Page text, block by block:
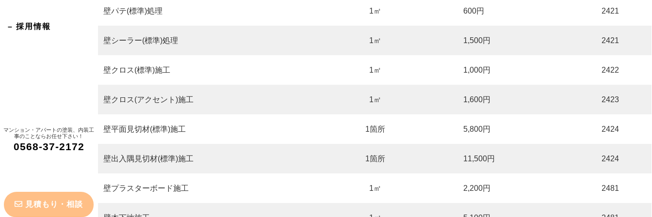
– 採用情報
マンション・アパートの塗装、内装工
事のことならお任せ下さい！
0568-37-2172
見積もり・相談
壁パテ(標準)処理 1㎡ 600円 2421
壁シーラー(標準)処理 1㎡ 1,500円 2421
壁クロス(標準)施工 1㎡ 1,000円 2422
壁クロス(アクセント)施工 1㎡ 1,600円 2423
壁平面見切材(標準)施工 1箇所 5,800円 2424
壁出入隅見切材(標準)施工 1箇所 11,500円 2424
壁プラスターボード施工 1㎡ 2,200円 2481